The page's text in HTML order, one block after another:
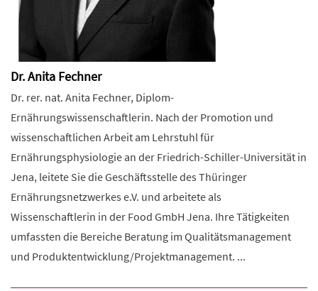
Dr. Anita Fechner
Dr. rer. nat. Anita Fechner, Diplom-
Ernährungswissenschaftlerin. Nach der Promotion und
wissenschaftlichen Arbeit am Lehrstuhl für
Ernährungsphysiologie an der Friedrich-Schiller-Universität in
Jena, leitete Sie die Geschäftsstelle des Thüringer
Ernährungsnetzwerkes e.V. und arbeitete als
Wissenschaftlerin in der Food GmbH Jena. Ihre Tätigkeiten
umfassten die Bereiche Beratung im Qualitätsmanagement
und Produktentwicklung/Projektmanagement. ...